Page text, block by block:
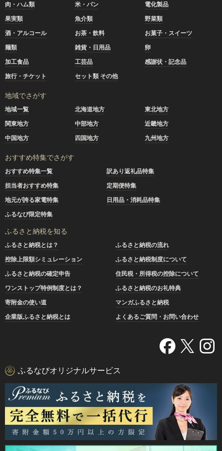
肉・ハム類 米・パン
電化製品
果実類
魚介類
野菜類
酒・アルコール
お茶・飲料
お菓子・スイーツ
麺類
雑貨・日用品
卵
加工食品
工芸品
感謝状・記念品
旅行・チケット
セット類 その他
地域でさがす
地域一覧 北海道地方
東北地方
関東地方
中部地方
近畿地方
中国地方
四国地方 九州地方
おすすめ特集でさがす
おすすめ特集一覧
訳あり返礼品特集
担当者おすすめ特集
定期便特集
地元が誇る家電特集
日用品・消耗品特集
ふるなび限定特集
ふるさと納税を知る
ふるさと納税とは？
ふるさと納税の流れ
控除上限額シミュレーション
ふるさと納税制度について
ふるさと納税の確定申告
住民税・所得税の控除について
ワンストップ特例制度とは？
ふるさと納税のお礼特典
寄附金の使い道
マンガふるさと納税
企業版ふるさと納税とは
よくあるご質問・お問い合わせ
ふるなびオリジナルサービス